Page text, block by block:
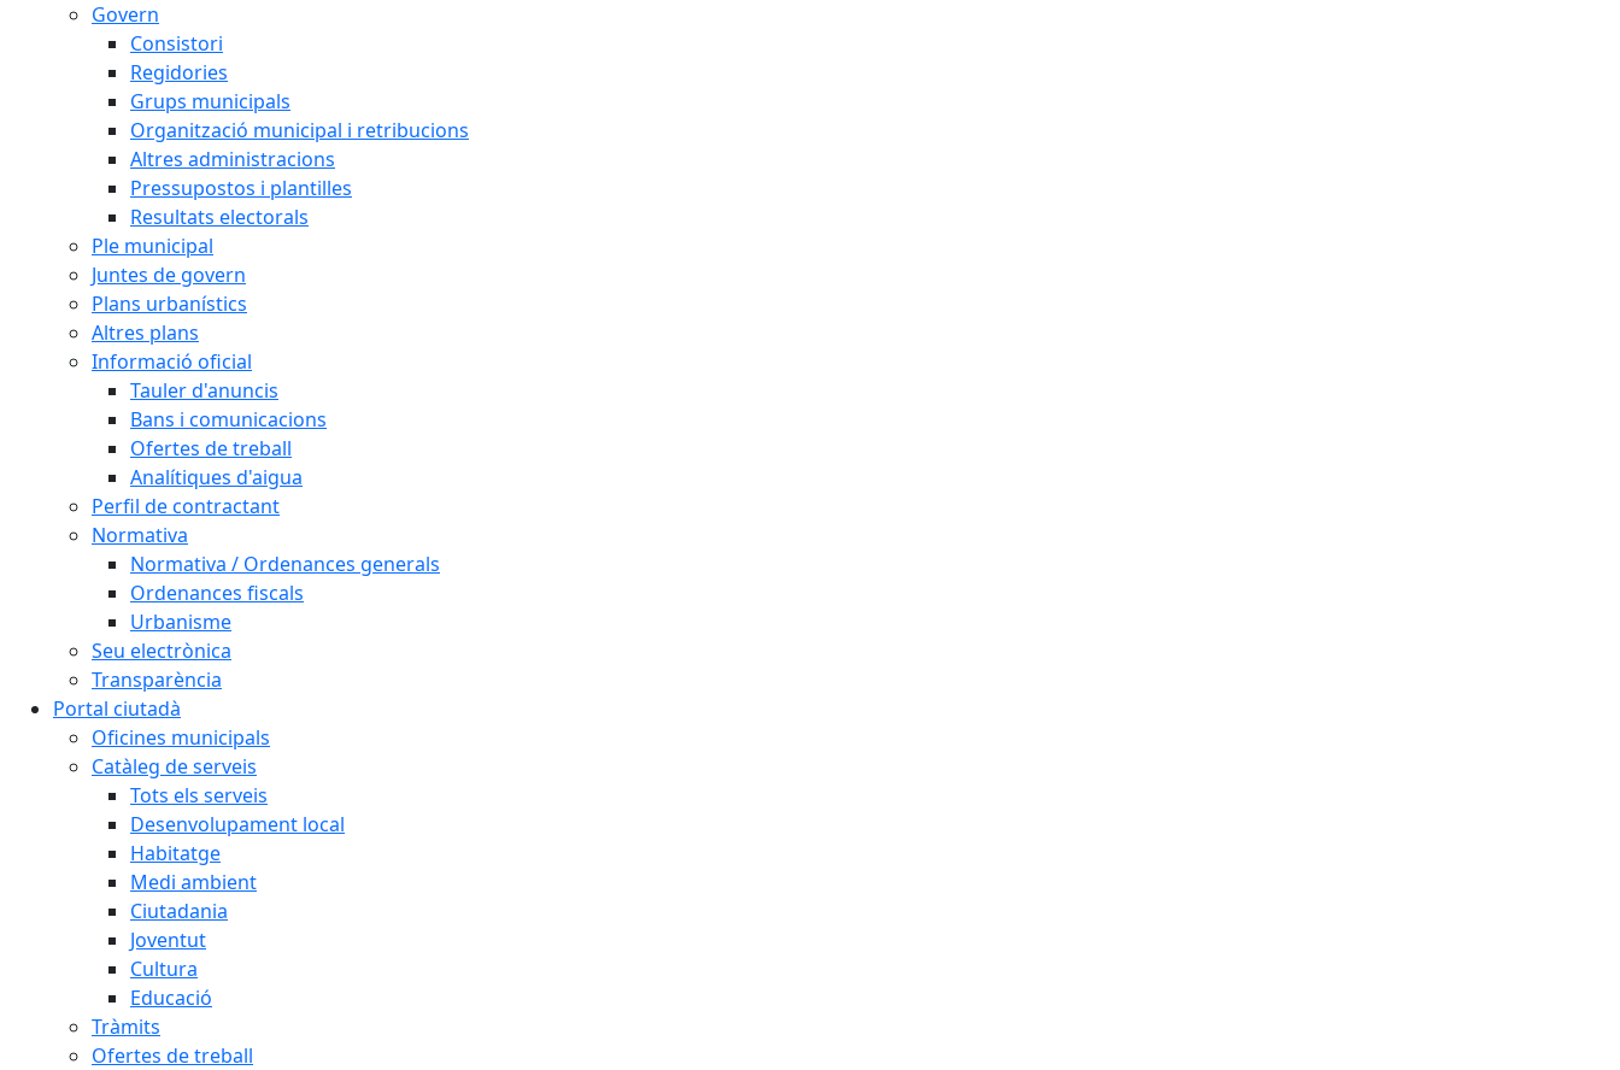
Govern
Consistori
Regidories
Grups municipals
Organització municipal i retribucions
Altres administracions
Pressupostos i plantilles
Resultats electorals
Ple municipal
Juntes de govern
Plans urbanístics
Altres plans
Informació oficial
Tauler d'anuncis
Bans i comunicacions
Ofertes de treball
Analítiques d'aigua
Perfil de contractant
Normativa
Normativa / Ordenances generals
Ordenances fiscals
Urbanisme
Seu electrònica
Transparència
Portal ciutadà
Oficines municipals
Catàleg de serveis
Tots els serveis
Desenvolupament local
Habitatge
Medi ambient
Ciutadania
Joventut
Cultura
Educació
Tràmits
Ofertes de treball